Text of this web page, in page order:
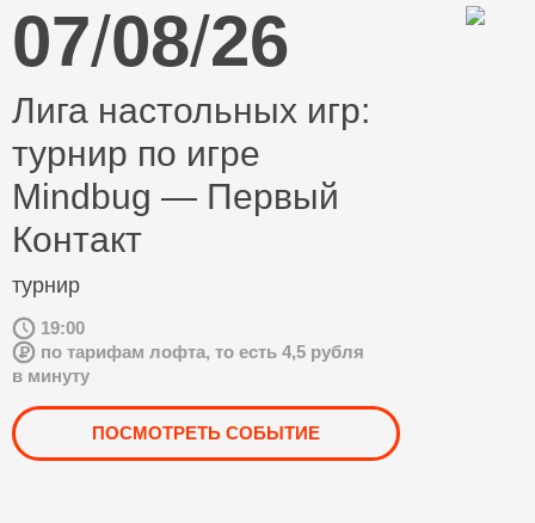
07/08/26
Лига настольных игр:
турнир по игре
Mindbug — Первый
Контакт
турнир
19:00
по тарифам лофта, то есть 4,5 рубля
в минуту
ПОСМОТРЕТЬ СОБЫТИЕ